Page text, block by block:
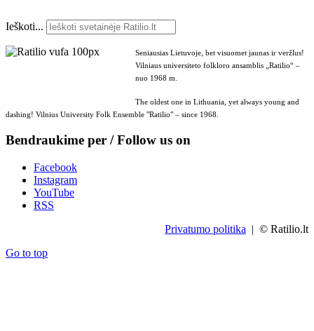
Ieškoti...
Seniausias Lietuvoje, bet visuomet jaunas ir veržlus!
Vilniaus universiteto folkloro ansamblis „Ratilio“ –
nuo 1968 m.
The oldest one in Lithuania, yet always young and
dashing! Vilnius University Folk Ensemble "Ratilio" – since 1968.
Bendraukime per / Follow us on
Facebook
Instagram
YouTube
RSS
Privatumo politika | © Ratilio.lt
Go to top